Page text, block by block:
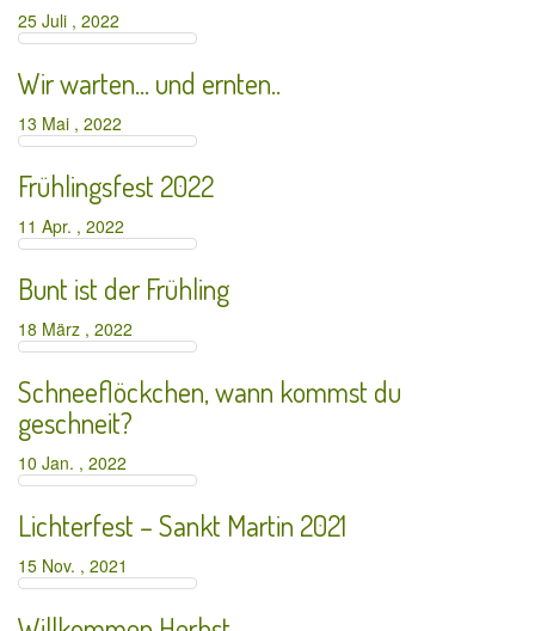
25 Juli , 2022
Wir warten… und ernten..
13 Mai , 2022
Frühlingsfest 2022
11 Apr. , 2022
Bunt ist der Frühling
18 März , 2022
Schneeflöckchen, wann kommst du
geschneit?
10 Jan. , 2022
Lichterfest – Sankt Martin 2021
15 Nov. , 2021